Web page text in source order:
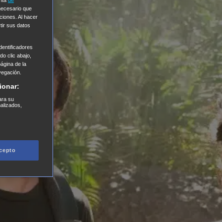
que
Al hacer
sus datos
clic abajo,
de la
su